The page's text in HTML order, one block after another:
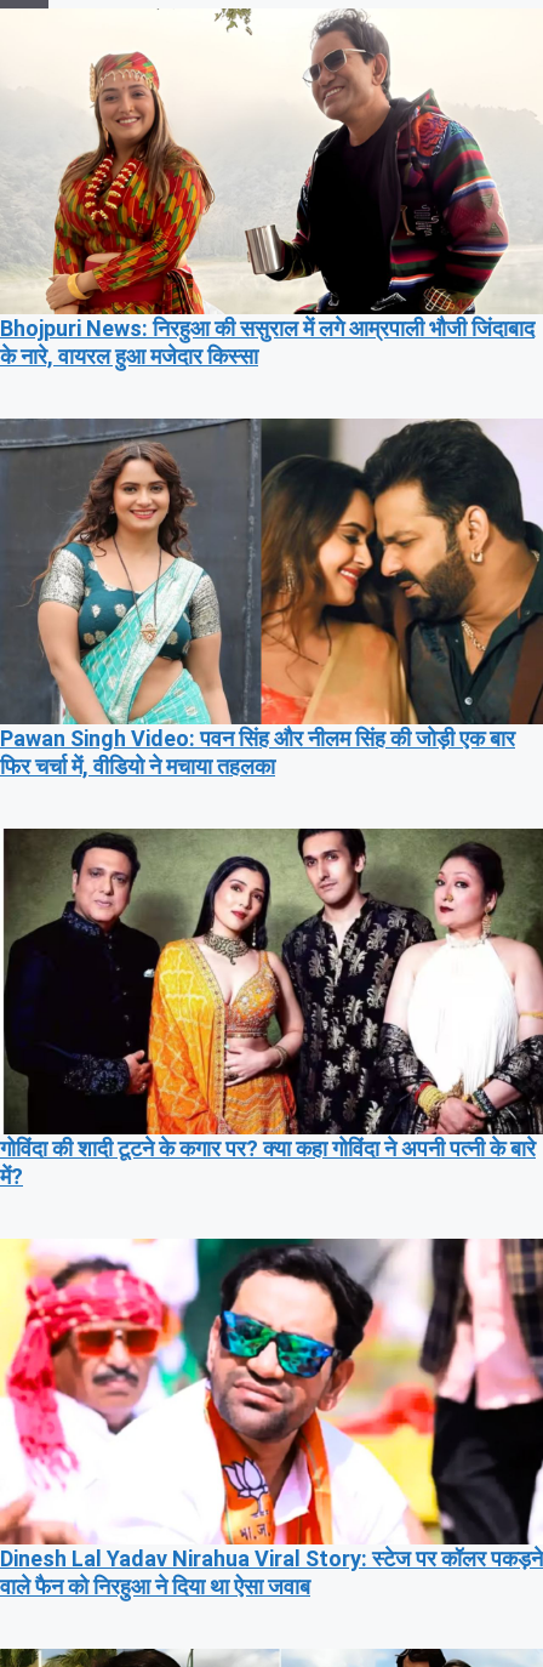
Bhojpuri News: निरहुआ की ससुराल में लगे आम्रपाली भौजी जिंदाबाद
के नारे, वायरल हुआ मजेदार किस्सा
Pawan Singh Video: पवन सिंह और नीलम सिंह की जोड़ी एक बार
फिर चर्चा में, वीडियो ने मचाया तहलका
गोविंदा की शादी टूटने के कगार पर? क्या कहा गोविंदा ने अपनी पत्नी के बारे
में?
Dinesh Lal Yadav Nirahua Viral Story: स्टेज पर कॉलर पकड़ने
वाले फैन को निरहुआ ने दिया था ऐसा जवाब